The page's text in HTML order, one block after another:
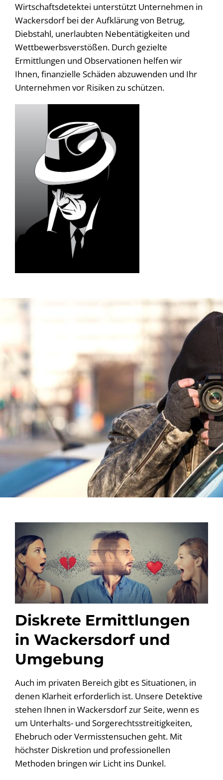
Wirtschaftsdetektei unterstützt Unternehmen in
Wackersdorf bei der Aufklärung von Betrug,
Diebstahl, unerlaubten Nebentätigkeiten und
Wettbewerbsverstößen. Durch gezielte
Ermittlungen und Observationen helfen wir
Ihnen, finanzielle Schäden abzuwenden und Ihr
Unternehmen vor Risiken zu schützen.
Diskrete Ermittlungen
in Wackersdorf und
Umgebung
Auch im privaten Bereich gibt es Situationen, in
denen Klarheit erforderlich ist. Unsere Detektive
stehen Ihnen in Wackersdorf zur Seite, wenn es
um Unterhalts- und Sorgerechtsstreitigkeiten,
Ehebruch oder Vermisstensuchen geht. Mit
höchster Diskretion und professionellen
Methoden bringen wir Licht ins Dunkel.